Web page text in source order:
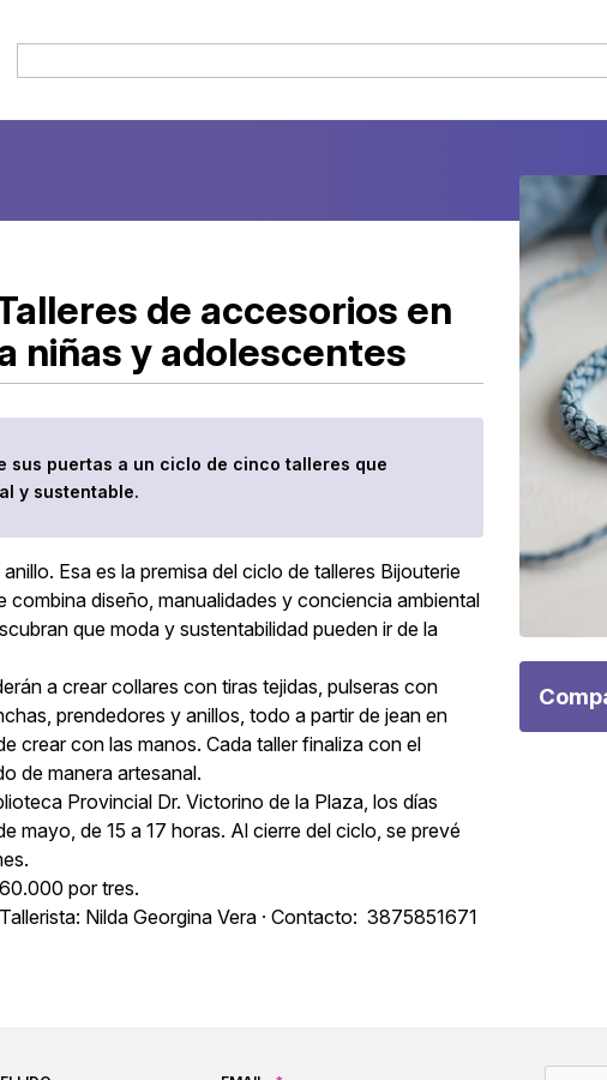
de accesorios en
niñas y adolescentes
sus puertas a un ciclo de cinco talleres que
y sustentable.
Esa es la premisa del ciclo de talleres Bijouterie
diseño, manualidades y conciencia ambiental
que moda y sustentabilidad pueden ir de la
a crear collares con tiras tejidas, pulseras con
prendedores y anillos, todo a partir de jean en
crear con las manos. Cada taller finaliza con el
de manera artesanal.
Provincial Dr. Victorino de la Plaza, los días
mayo, de 15 a 17 horas. Al cierre del ciclo, se prevé
por tres.
Nilda Georgina Vera · Contacto: 3875851671